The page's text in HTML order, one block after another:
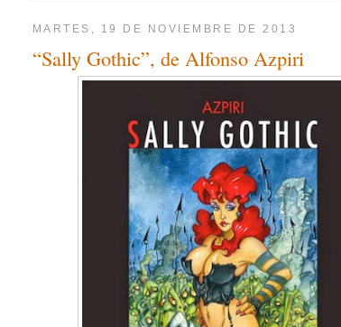
MARTES, 19 DE NOVIEMBRE DE 2013
“Sally Gothic”, de Alfonso Azpiri